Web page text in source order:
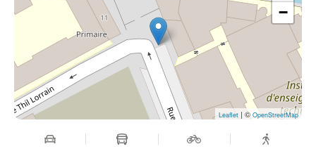
−
Leaflet | © OpenStreetMap